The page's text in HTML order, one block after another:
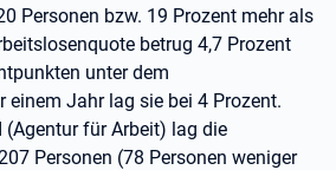
Personen bzw. 19 Prozent mehr als
betrug 4,7 Prozent
unter dem
einem Jahr lag sie bei 4 Prozent.
(Agentur für Arbeit) lag die
Personen (78 Personen weniger